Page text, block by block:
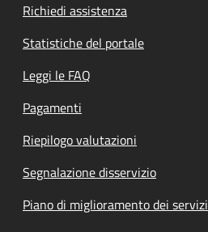
Richiedi assistenza
Statistiche del portale
Leggi le FAQ
Pagamenti
Riepilogo valutazioni
Segnalazione disservizio
Piano di miglioramento dei servizi